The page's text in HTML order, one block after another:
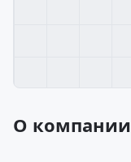
О компании